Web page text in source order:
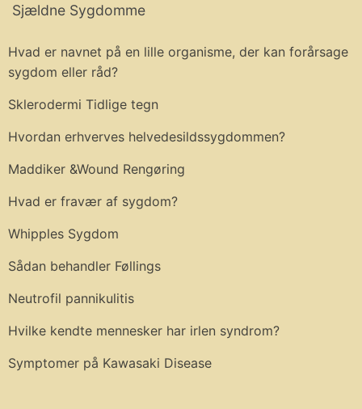
Sjældne Sygdomme
Hvad er navnet på en lille organisme, der kan forårsage
sygdom eller råd?
Sklerodermi Tidlige tegn
Hvordan erhverves helvedesildssygdommen?
Maddiker &Wound Rengøring
Hvad er fravær af sygdom?
Whipples Sygdom
Sådan behandler Føllings
Neutrofil pannikulitis
Hvilke kendte mennesker har irlen syndrom?
Symptomer på Kawasaki Disease